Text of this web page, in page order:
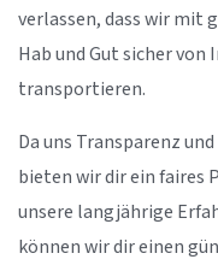
verlassen, dass wir mit
Hab und Gut sicher von
transportieren.
Da uns Transparenz
bieten wir dir ein faires
unsere langjährige
können wir dir einen